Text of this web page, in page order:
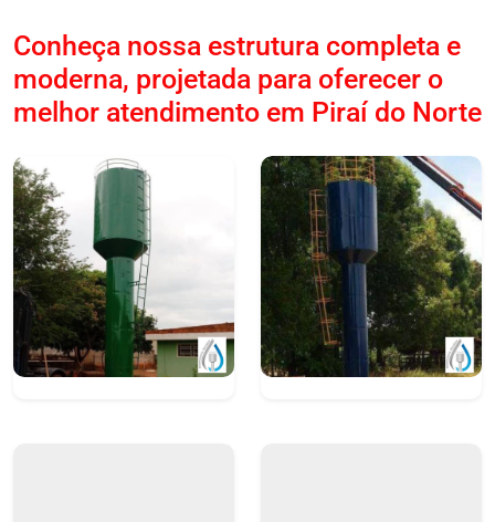
Conheça nossa estrutura completa e
moderna, projetada para oferecer o
melhor atendimento em Piraí do Norte